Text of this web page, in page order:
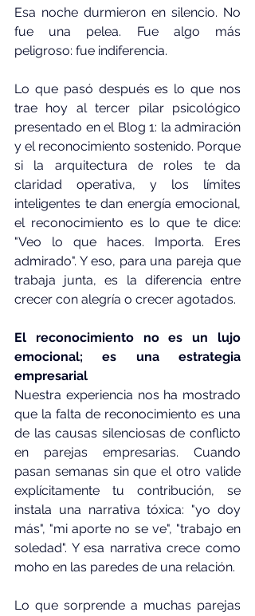
Esa noche durmieron en silencio. No
fue una pelea. Fue algo más
peligroso: fue indiferencia.
Lo que pasó después es lo que nos
trae hoy al tercer pilar psicológico
presentado en el Blog 1: la admiración
y el reconocimiento sostenido. Porque
si la arquitectura de roles te da
claridad operativa, y los límites
inteligentes te dan energía emocional,
el reconocimiento es lo que te dice:
"Veo lo que haces. Importa. Eres
admirado". Y eso, para una pareja que
trabaja junta, es la diferencia entre
crecer con alegría o crecer agotados.
El reconocimiento no es un lujo
emocional; es una estrategia
empresarial
Nuestra experiencia nos ha mostrado
que la falta de reconocimiento es una
de las causas silenciosas de conflicto
en parejas empresarias. Cuando
pasan semanas sin que el otro valide
explícitamente tu contribución, se
instala una narrativa tóxica: "yo doy
más", "mi aporte no se ve", "trabajo en
soledad". Y esa narrativa crece como
moho en las paredes de una relación.
Lo que sorprende a muchas parejas